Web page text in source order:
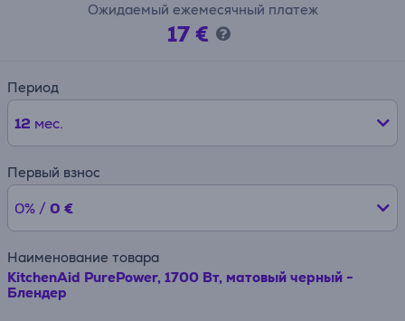
Ожидаемый ежемесячный платеж
17 €
Период
12 мес.
Первый взнос
0% / 0 €
Наименование товара
KitchenAid PurePower, 1700 Вт, матовый черный -
Блендер